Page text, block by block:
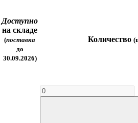
Доступно
на складе
(поставка
до
30.09.2026)
Количество